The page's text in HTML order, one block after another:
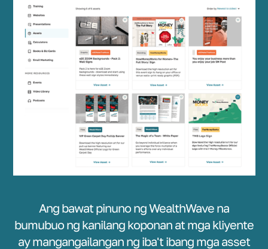
Ang bawat pinuno ng WealthWave na
bumubuo ng kanilang koponan at mga kliyente
ay mangangailangan ng iba't ibang mga asset